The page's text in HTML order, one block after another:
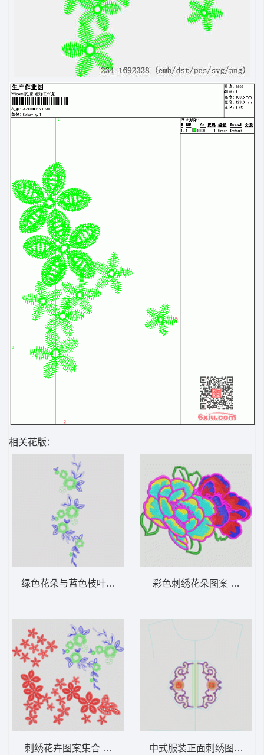
相关花版：
绿色花朵与蓝色枝叶刺绣图案 简单花
刺绣花卉图案集合 简单花
彩色刺绣花朵图案 花经典
中式服装正面刺绣图案 民族